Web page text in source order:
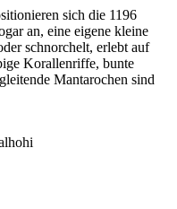
sich die 1196
an, eine eigene kleine
schnorchelt, erlebt auf
Korallenriffe, bunte
Mantarochen sind